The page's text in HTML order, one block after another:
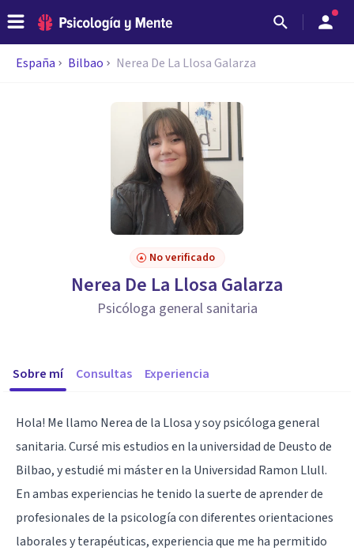
España Bilbao Nerea De La Llosa Galarza
No verificado
Nerea De La Llosa Galarza
Psicóloga general sanitaria
Sobre mí Consultas Experiencia
Hola! Me llamo Nerea de la Llosa y soy psicóloga general
sanitaria. Cursé mis estudios en la universidad de Deusto de
Bilbao, y estudié mi máster en la Universidad Ramon Llull.
En ambas experiencias he tenido la suerte de aprender de
profesionales de la psicología con diferentes orientaciones
laborales y terapéuticas, experiencia que me ha permitido